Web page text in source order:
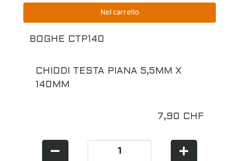
BOGHE CTP140
CHIODI TESTA PIANA 5,5MM X
140MM
7,90 CHF